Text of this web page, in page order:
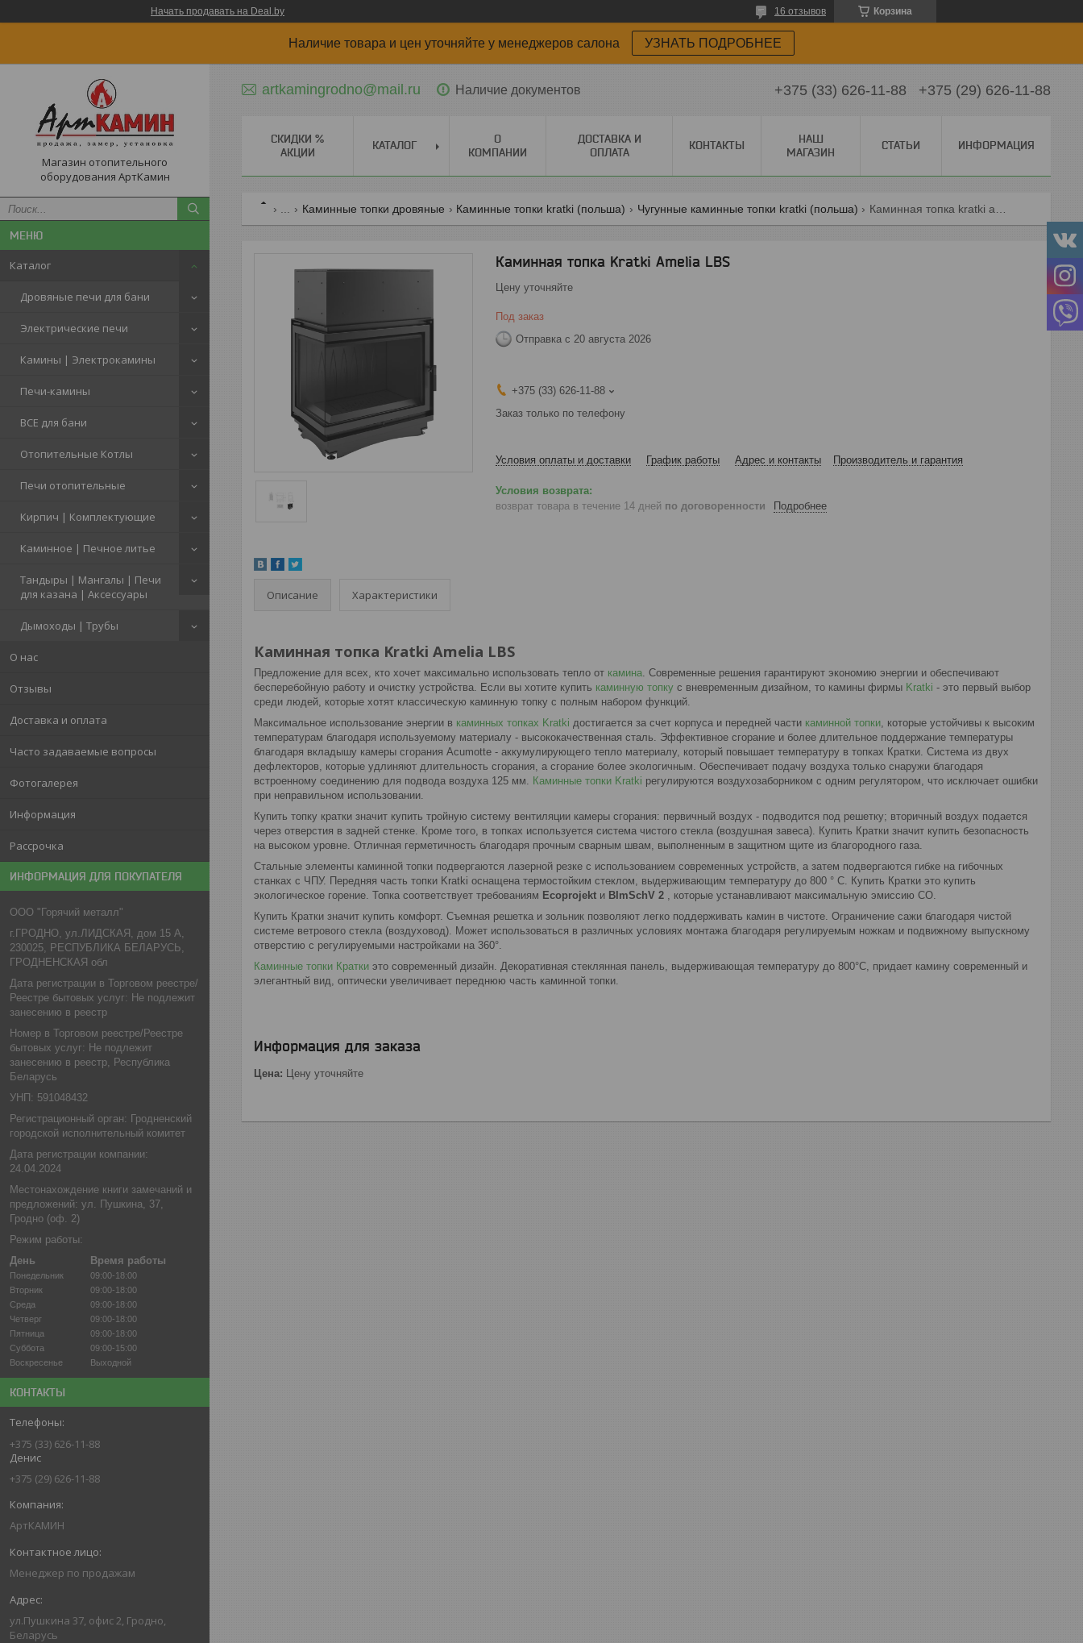
Начать продавать на Deal.by Корзина
16 отзывов
Наличие товара и цен уточняйте у менеджеров салона УЗНАТЬ ПОДРОБНЕЕ
Магазин отопительного
оборудования АртКамин
Каталог
Дровяные печи для бани
Электрические печи
Камины | Электрокамины
Печи-камины
ВСЕ для бани
Отопительные Котлы
Печи отопительные
Кирпич | Комплектующие
Каминное | Печное литье
Тандыры | Мангалы | Печи
для казана | Аксессуары
Дымоходы | Трубы
О нас
Отзывы
Доставка и оплата
Часто задаваемые вопросы
Фотогалерея
Информация
Рассрочка
ИНФОРМАЦИЯ ДЛЯ ПОКУПАТЕЛЯ
ООО "Горячий металл"
г.ГРОДНО, ул.ЛИДСКАЯ, дом 15 А,
230025, РЕСПУБЛИКА БЕЛАРУСЬ,
ГРОДНЕНСКАЯ обл
Дата регистрации в Торговом реестре/
Реестре бытовых услуг: Не подлежит
занесению в реестр
Номер в Торговом реестре/Реестре
бытовых услуг: Не подлежит
занесению в реестр, Республика
Беларусь
УНП: 591048432
Регистрационный орган: Гродненский
городской исполнительный комитет
Дата регистрации компании:
24.04.2024
Местонахождение книги замечаний и
предложений: ул. Пушкина, 37,
Гродно (оф. 2)
Режим работы:
День
Время работы
Понедельник
09:00-18:00
Вторник
09:00-18:00
Среда
09:00-18:00
Четверг
09:00-18:00
Пятница
09:00-18:00
Суббота
09:00-15:00
Воскресенье
Выходной
КОНТАКТЫ
+375 (33) 626-11-88
Денис
+375 (29) 626-11-88
АртКАМИН
Менеджер по продажам
ул.Пушкина 37, офис 2, Гродно,
Беларусь
artkamingrodno@mail.ru Наличие документов +375 (33) 626-11-88 +375 (29) 626-11-88
СКИДКИ %
АКЦИИ
КАТАЛОГ
О
КОМПАНИИ
ДОСТАВКА И
ОПЛАТА
КОНТАКТЫ
НАШ
МАГАЗИН
СТАТЬИ ИНФОРМАЦИЯ
Каминные топки дровяные Каминные топки kratki (польша) Чугунные каминные топки kratki (польша)
Каминная топка Kratki Amelia LBS
Цену уточняйте
Под заказ
Отправка с 20 августа 2026
+375 (33) 626-11-88
Заказ только по телефону
Условия оплаты и доставки График работы Адрес и контакты Производитель и гарантия
возврат товара в течение 14 дней по договоренности Подробнее
Описание Характеристики
Каминная топка Kratki Amelia LBS
Предложение для всех, кто хочет максимально использовать тепло от камина. Современные решения гарантируют экономию энергии и обеспечивают
бесперебойную работу и очистку устройства. Если вы хотите купить каминную топку с вневременным дизайном, то камины фирмы Kratki - это первый выбор
среди людей, которые хотят классическую каминную топку с полным набором функций.
Максимальное использование энергии в каминных топках Kratki достигается за счет корпуса и передней части каминной топки, которые устойчивы к высоким
температурам благодаря используемому материалу - высококачественная сталь. Эффективное сгорание и более длительное поддержание температуры
благодаря вкладышу камеры сгорания Acumotte - аккумулирующего тепло материалу, который повышает температуру в топках Кратки. Система из двух
дефлекторов, которые удлиняют длительность сгорания, а сгорание более экологичным. Обеспечивает подачу воздуха только снаружи благодаря
встроенному соединению для подвода воздуха 125 мм. Каминные топки Kratki регулируются воздухозаборником с одним регулятором, что исключает ошибки
при неправильном использовании.
Купить топку кратки значит купить тройную систему вентиляции камеры сгорания: первичный воздух - подводится под решетку; вторичный воздух подается
через отверстия в задней стенке. Кроме того, в топках используется система чистого стекла (воздушная завеса). Купить Кратки значит купить безопасность
на высоком уровне. Отличная герметичность благодаря прочным сварным швам, выполненным в защитном щите из благородного газа.
Стальные элементы каминной топки подвергаются лазерной резке с использованием современных устройств, а затем подвергаются гибке на гибочных
станках с ЧПУ. Передняя часть топки Kratki оснащена термостойким стеклом, выдерживающим температуру до 800 ° С. Купить Кратки это купить
экологическое горение. Топка соответствует требованиям Ecoprojekt и BImSchV 2 , которые устанавливают максимальную эмиссию CO.
Купить Кратки значит купить комфорт. Съемная решетка и зольник позволяют легко поддерживать камин в чистоте. Ограничение сажи благодаря чистой
системе ветрового стекла (воздуховод). Может использоваться в различных условиях монтажа благодаря регулируемым ножкам и подвижному выпускному
отверстию с регулируемыми настройками на 360°.
Каминные топки Кратки это современный дизайн. Декоративная стеклянная панель, выдерживающая температуру до 800°C, придает камину современный и
элегантный вид, оптически увеличивает переднюю часть каминной топки.
Информация для заказа
Цена: Цену уточняйте